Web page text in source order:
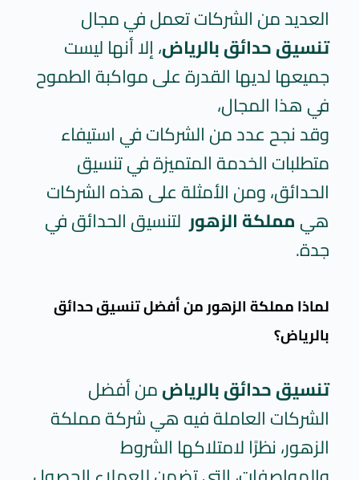
العديد من الشركات تعمل في مجال
تنسيق حدائق بالرياض، إلا أنها ليست
جميعها لديها القدرة على مواكبة الطموح
في هذا المجال،
وقد نجح عدد من الشركات في استيفاء
متطلبات الخدمة المتميزة في تنسيق
الحدائق، ومن الأمثلة على هذه الشركات
هيمملكة الزهور لتنسيق الحدائق في
جدة.
لماذا مملكة الزهور من أفضل تنسيق حدائق
بالرياض؟
تنسيق حدائق بالرياضمن أفضل
الشركات العاملة فيه هي شركة مملكة
الزهور، نظرًا لامتلاكها الشروط